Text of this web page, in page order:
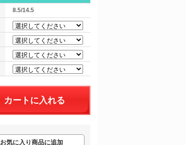
8.5/14.5
お気に入り商品に追加